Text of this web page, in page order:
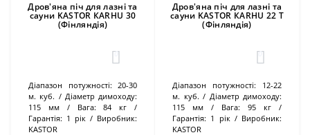
Дров'яна піч для лазні та
сауни KASTOR КARHU 30
(Фінляндія)
0
Діапазон потужності: 20-30
м. куб.
Діаметр димоходу:
115 мм
Вага:
84 кг
Гарантія: 1 рік
Виробник:
KASTOR
Дров'яна піч для лазні та
сауни KASTOR КARHU 22 T
(Фінляндія)
0
Діапазон потужності:
12-22
м. куб.
Діаметр димоходу:
115 мм
Вага:
95 кг
Гарантія: 1 рік
Виробник:
KASTOR